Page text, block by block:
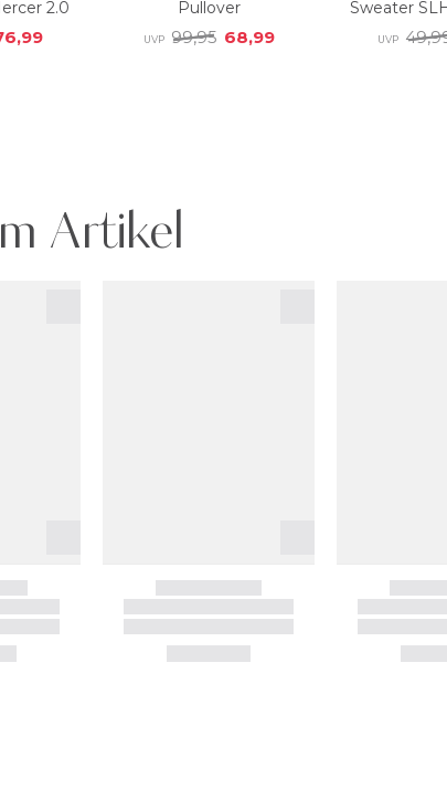
Artikel